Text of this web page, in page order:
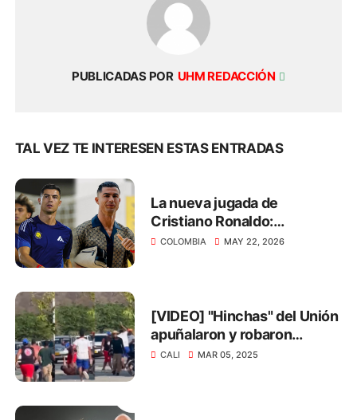
PUBLICADAS POR UHM REDACCIÓN
TAL VEZ TE INTERESEN ESTAS ENTRADAS
La nueva jugada de
Cristiano Ronaldo:
transmitirá el Mundial 2026
COLOMBIA MAY 22, 2026
[VIDEO] "Hinchas" del Unión
apuñalaron y robaron
zapatos a barrista del Cali
CALI MAR 05, 2025